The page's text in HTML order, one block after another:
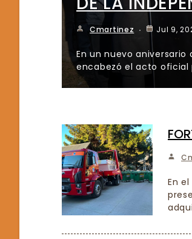
Cmartinez Jul 9,
En un nuevo
encabezó el acto oficial
En